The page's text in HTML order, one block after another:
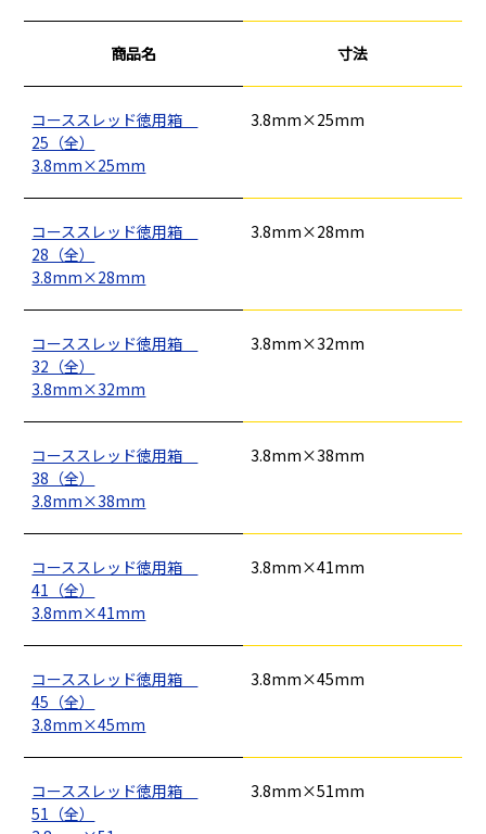
釘 ロープ・チェーン シート・ネット ビス
フレコン・袋物
仮設資材 現場用品・保安用品
型枠部材 基礎用部材 土木資材 テープ
建てる（建築）
商品名 寸法
コーススレッド徳用箱
25（全）
3.8mm×25mm
3.8mm×25mm
コーススレッド徳用箱
28（全）
3.8mm×28mm
3.8mm×28mm
コーススレッド徳用箱
32（全）
3.8mm×32mm
3.8mm×32mm
コーススレッド徳用箱
38（全）
3.8mm×38mm
3.8mm×38mm
コーススレッド徳用箱
41（全）
3.8mm×41mm
3.8mm×41mm
コーススレッド徳用箱
45（全）
3.8mm×45mm
3.8mm×45mm
コーススレッド徳用箱
51（全）
3.8mm×51mm